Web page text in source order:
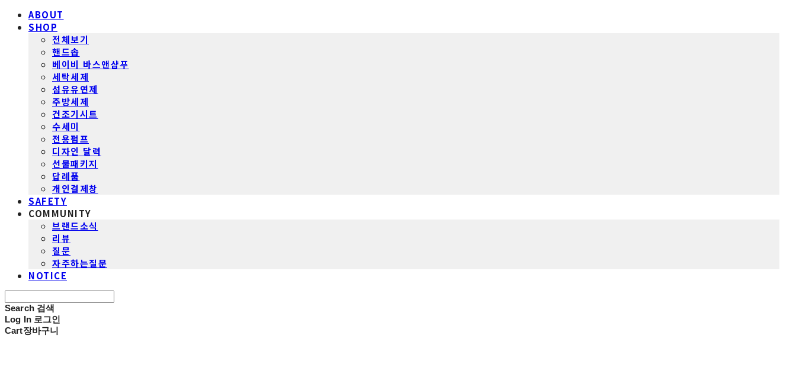
ABOUT
SHOP
전체보기
핸드솝
베이비 바스앤샴푸
세탁세제
섬유유연제
주방세제
건조기시트
수세미
전용펌프
디자인 달력
선물패키지
답례품
개인결제창
SAFETY
COMMUNITY
브랜드소식
리뷰
질문
자주하는질문
NOTICE
Search 검색
Log In 로그인
Cart장바구니